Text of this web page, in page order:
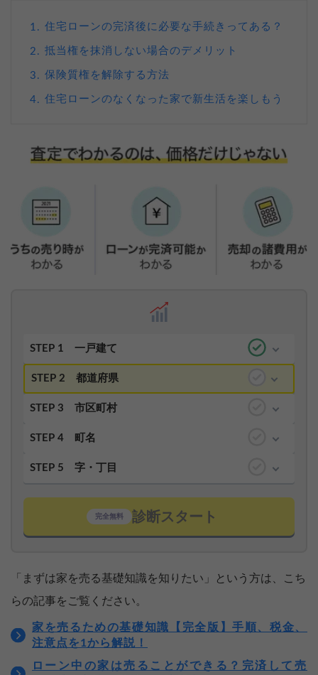
1. 住宅ローンの完済後に必要な手続きってある？
2. 抵当権を抹消しない場合のデメリット
3. 保険質権を解除する方法
4. 住宅ローンのなくなった家で新生活を楽しもう
STEP 1 一戸建て
STEP 2 都道府県
STEP 3 市区町村
STEP 4 町名
STEP 5 字・丁目
完全無料 診断スタート
「まずは家を売る基礎知識を知りたい」という方は、こち
らの記事をご覧ください。
家を売るための基礎知識【完全版】手順、税金、
注意点を1から解説！
ローン中の家は売ることができる？完済して売